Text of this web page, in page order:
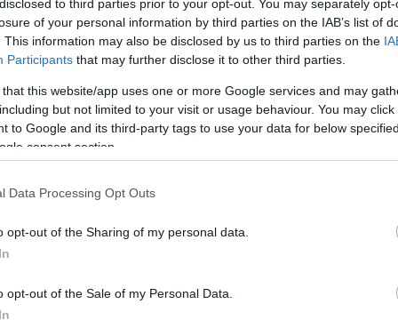
to third parties prior to your opt-out. You may separately
of your personal information by third parties on the IAB’s list of
This information may also be disclosed by us to third parties on the
Participants that may further disclose it to other third parties.
that this website/app uses one or more Google services and may
but not limited to your visit or usage behaviour. You may
to Google and its third-party tags to use your data for below
consent section.
Data Processing Opt Outs
opt-out of the Sharing of my personal data.
opt-out of the Sale of my Personal Data.
Tournas, Deputy Minister of Climate Change and Civil Protection
τις Περιφέρειες της Ελλάδας, θα έχει στη
Προστασία για τη φετινή αντιπυρική
εκτάσεων.
Προστασίας, θα είναι καθοριστικός στην
τη διασταύρωση πληροφοριών. Τα μη
24ωρη βάση παρέχοντας συνεχή εικόνα της
και στις 13 Περιφέρειες της χώρας. Σύμφωνα